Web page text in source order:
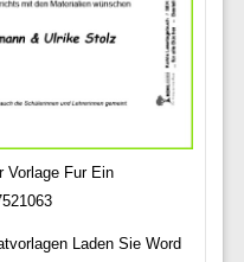
Vorlage Fur Ein
Laden Sie Word